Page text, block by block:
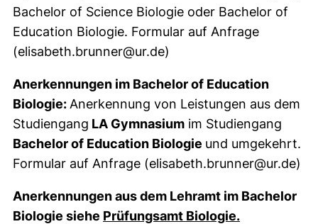
Bachelor of Science Biologie oder Bachelor of
Education Biologie. Formular auf Anfrage
(elisabeth.brunner@ur.de)
Anerkennungen im Bachelor of Education
Biologie: Anerkennung von Leistungen aus dem
Studiengang LA Gymnasium im Studiengang
Bachelor of Education Biologie und umgekehrt.
Formular auf Anfrage (elisabeth.brunner@ur.de)
Anerkennungen aus dem Lehramt im Bachelor
Biologie siehe Prüfungsamt Biologie.